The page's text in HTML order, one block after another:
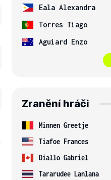
Eala Alexandra
Torres Tiago
Aguiard Enzo
Zranění hráči
Minnen Greetje
Tiafoe Frances
Diallo Gabriel
Tararudee Lanlana